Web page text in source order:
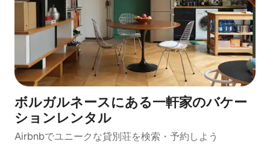
ボルガルネースにある一軒家のバケー
ションレンタル
Airbnbでユニークな貸別荘を検索・予約しよう